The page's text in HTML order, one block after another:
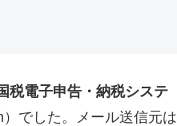
税電子申告・納税システ
でした。メール送信元は